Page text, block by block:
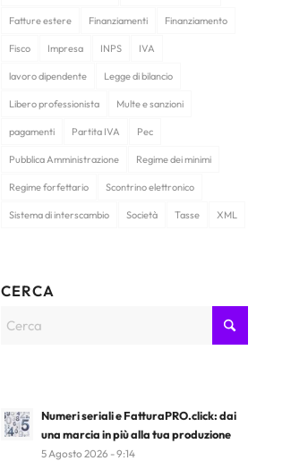
Fatture estere Finanziamenti Finanziamento
Fisco Impresa INPS IVA
lavoro dipendente Legge di bilancio
Libero professionista Multe e sanzioni
pagamenti Partita IVA Pec
Pubblica Amministrazione Regime dei minimi
Regime forfettario Scontrino elettronico
Sistema di interscambio Società Tasse XML
CERCA
Numeri seriali e FatturaPRO.click: dai
una marcia in più alla tua produzione
5 Agosto 2026 - 9:14